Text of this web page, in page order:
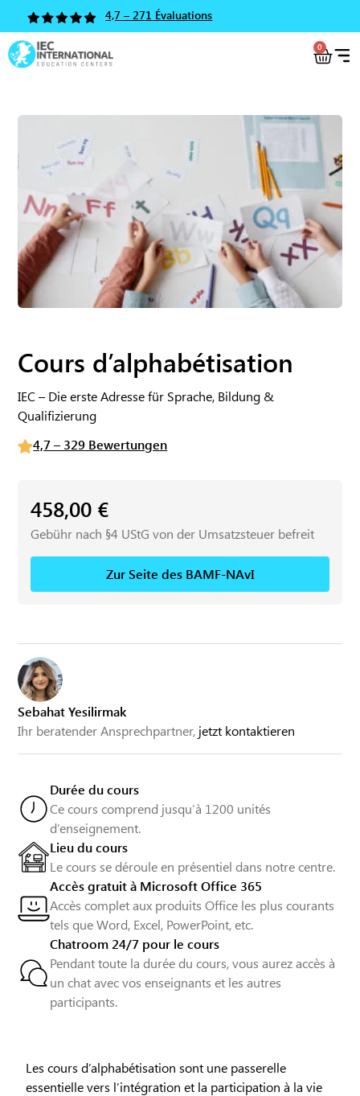
4,7 – 271 Évaluations
0
Sebahat Yesilirmak
Ihr beratender Ansprechpartner, jetzt kontaktieren
Durée du cours
Ce cours comprend jusqu’à 1200 unités
d’enseignement.
Lieu du cours
Le cours se déroule en présentiel dans notre centre.
Accès gratuit à Microsoft Office 365
Accès complet aux produits Office les plus courants
tels que Word, Excel, PowerPoint, etc.
Chatroom 24/7 pour le cours
Pendant toute la durée du cours, vous aurez accès à
un chat avec vos enseignants et les autres
participants.
Les cours d’alphabétisation sont une passerelle
essentielle vers l’intégration et la participation à la vie
Cours d’alphabétisation
IEC – Die erste Adresse für Sprache, Bildung &
Qualifizierung
4,7 – 329 Bewertungen
458,00 €
Gebühr nach §4 UStG von der Umsatzsteuer befreit
Zur Seite des BAMF-NAvI